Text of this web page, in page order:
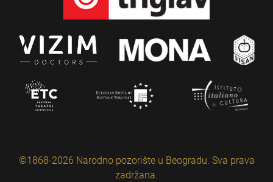
©1868-2026 Narodno pozorište u Beogradu. Sva prava
zadržana.